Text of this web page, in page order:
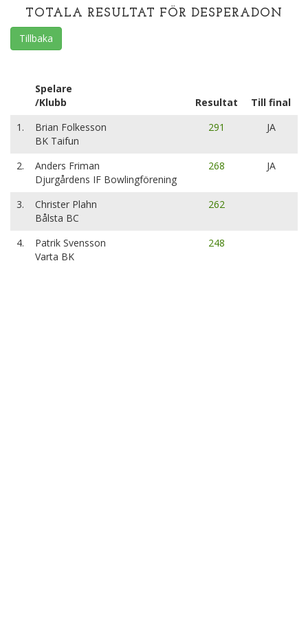
TOTALA RESULTAT FÖR DESPERADON
Tillbaka
Spelare
/Klubb
Resultat
Till final
1.
Brian Folkesson
BK Taifun
291 JA
2.
Anders Friman
Djurgårdens IF Bowlingförening
268 JA
3.
Christer Plahn
Bålsta BC
262
4.
Patrik Svensson
Varta BK
248